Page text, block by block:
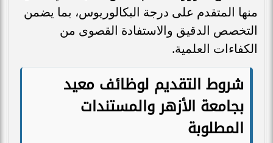
منها المتقدم على درجة البكالوريوس، بما يضمن
التخصص الدقيق والاستفادة القصوى من
الكفاءات العلمية.
شروط التقديم لوظائف معيد
بجامعة الأزهر والمستندات
المطلوبة